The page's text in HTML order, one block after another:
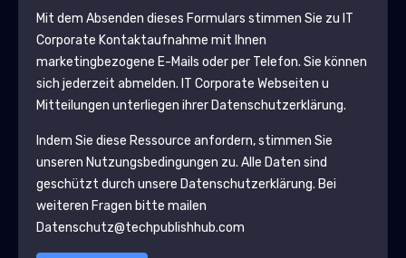
Mit dem Absenden dieses Formulars stimmen Sie zu IT
Corporate Kontaktaufnahme mit Ihnen
marketingbezogene E-Mails oder per Telefon. Sie können
sich jederzeit abmelden. IT Corporate Webseiten u
Mitteilungen unterliegen ihrer Datenschutzerklärung.
Indem Sie diese Ressource anfordern, stimmen Sie
unseren Nutzungsbedingungen zu. Alle Daten sind
geschützt durch unsere Datenschutzerklärung. Bei
weiteren Fragen bitte mailen
Datenschutz@techpublishhub.com